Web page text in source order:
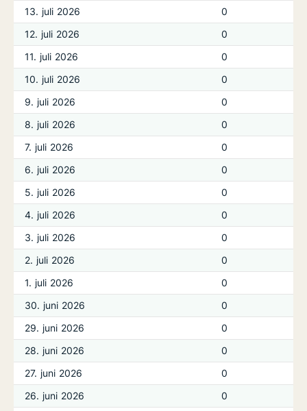
13. juli 2026
0
12. juli 2026
0
11. juli 2026
0
10. juli 2026
0
9. juli 2026
0
8. juli 2026
0
7. juli 2026
0
6. juli 2026
0
5. juli 2026
0
4. juli 2026
0
3. juli 2026
0
2. juli 2026
0
1. juli 2026
0
30. juni 2026
0
29. juni 2026
0
28. juni 2026
0
27. juni 2026
0
26. juni 2026
0